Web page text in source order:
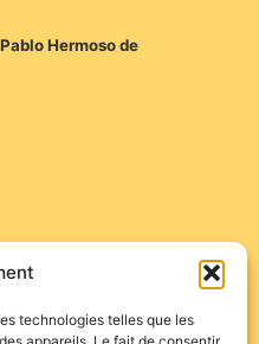
technologies telles que les
Hermoso de